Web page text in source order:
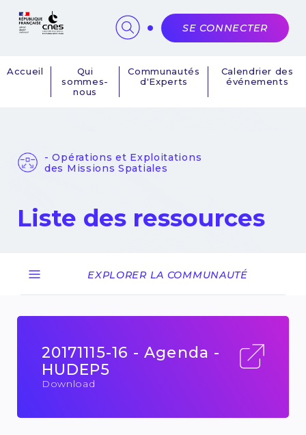
Navigation
Accueil
Qui
sommes-
nous
Communautés
d'Experts
Calendrier des
événements
SE CONNECTER
- Opérations et Exploitations
des Missions Spatiales
Liste des ressources
EXPLORER LA COMMUNAUTÉ
20171115-16 - Agenda -
HUDEP5
Download